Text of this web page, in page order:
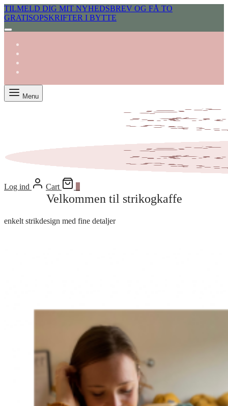
TILMELD DIG MIT NYHEDSBREV OG FÅ TO
GRATISOPSKRIFTER I BYTTE
Menu
Log ind Cart
Velkommen til strikogkaffe
enkelt strikdesign med fine detaljer